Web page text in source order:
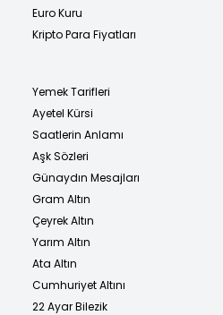
Euro Kuru
Kripto Para Fiyatları
Yemek Tarifleri
Ayetel Kürsi
Saatlerin Anlamı
Aşk Sözleri
Günaydın Mesajları
Gram Altın
Çeyrek Altın
Yarım Altın
Ata Altın
Cumhuriyet Altını
22 Ayar Bilezik